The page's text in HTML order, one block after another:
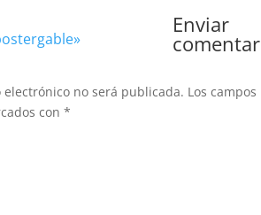
Enviar
comentar
no será publicada. Los campos
con*